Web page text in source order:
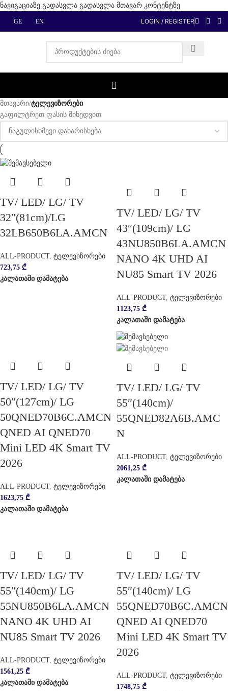
ნავიგაციაზე გადასვლა გადასვლა მთავარ კონტენტზე
GE EN LOGIN / REGISTER
მთავარი/ტელევიზორები
გაფილტრეთ ფასის მიხედვით
TV/ LED/ LG/ TV
32″(81cm)/LG
32LB650B6LA.AMCN
ALL-PRODUCT, ტელევიზორები
723,75 ₾
კალათაში დამატება
TV/ LED/ LG/ TV
43″(109cm)/ LG
43NU850B6LA.AMCN
NANO 4K UHD AI
NU85 Smart TV 2026
ALL-PRODUCT, ტელევიზორები
1123,75 ₾
კალათაში დამატება
TV/ LED/ LG/ TV
50″(127cm)/ LG
50QNED70B6C.AMCN
QNED AI QNED70
Mini LED 4K Smart TV
2026
ALL-PRODUCT, ტელევიზორები
1623,75 ₾
კალათაში დამატება
TV/ LED/ LG/ TV
55″(140cm)/
55QNED82A6B.AMC
N
ALL-PRODUCT, ტელევიზორები
2061,25 ₾
კალათაში დამატება
TV/ LED/ LG/ TV
55″(140cm)/ LG
55NU850B6LA.AMCN
NANO 4K UHD AI
NU85 Smart TV 2026
ALL-PRODUCT, ტელევიზორები
1561,25 ₾
კალათაში დამატება
TV/ LED/ LG/ TV
55″(140cm)/ LG
55QNED70B6C.AMCN
QNED AI QNED70
Mini LED 4K Smart TV
2026
ALL-PRODUCT, ტელევიზორები
1748,75 ₾